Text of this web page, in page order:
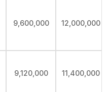
9,600,000 12,000,000
9,120,000 11,400,000